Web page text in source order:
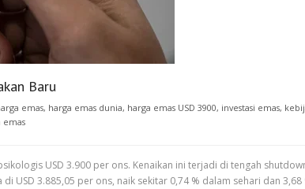
Baru
emas, harga emas dunia, harga emas USD 3900, investasi emas,
USD 3.900 per ons. Kenaikan ini terjadi di tengah
USD 3.885,05 per ons, naik sekitar 0,74 % dalam sehari dan